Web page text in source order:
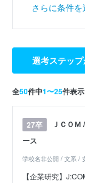
さらに条件を
選考ステッ
全50件中1〜25件表示
27卒
ＪＣＯ
ース
学校名非公開 / 文系 /
【企業研究】